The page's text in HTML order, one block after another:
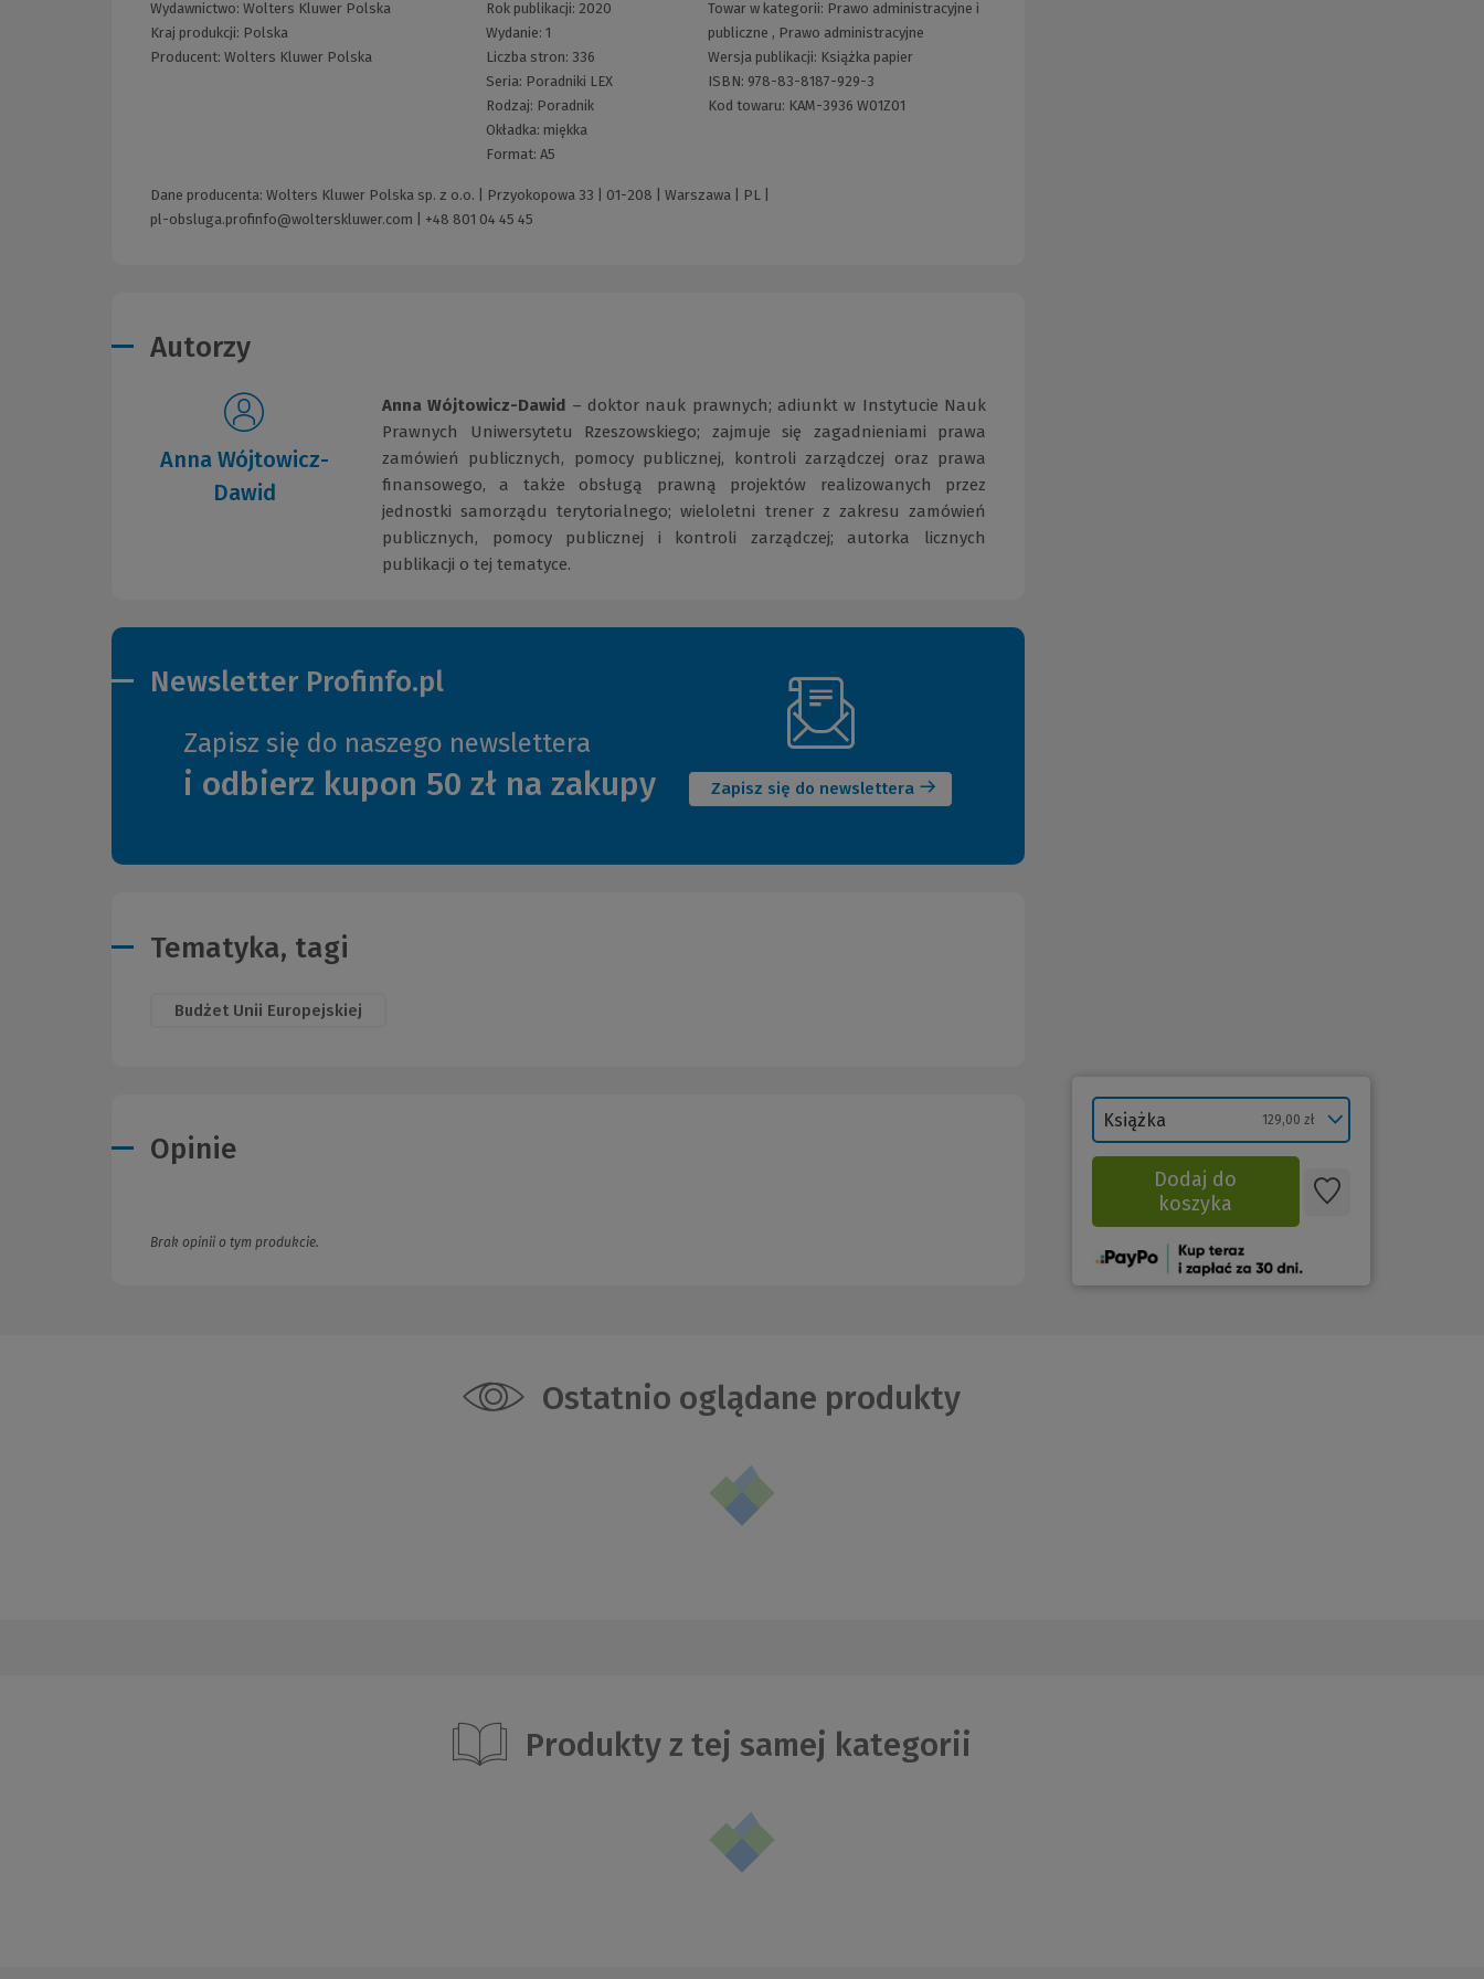
Wydawnictwo: Wolters Kluwer Polska
Kraj produkcji: Polska
Producent: Wolters Kluwer Polska
Rok publikacji: 2020
Wydanie: 1
Liczba stron: 336
Seria: Poradniki LEX
Rodzaj: Poradnik
Okładka: miękka
Format: A5
Towar w kategorii: Prawo administracyjne i
publiczne , Prawo administracyjne
Wersja publikacji: Książka papier
ISBN: 978-83-8187-929-3
Kod towaru: KAM-3936 W01Z01
Dane producenta: Wolters Kluwer Polska sp. z o.o. | Przyokopowa 33 | 01-208 | Warszawa | PL |
pl-obsluga.profinfo@wolterskluwer.com
+48 801 04 45 45
Autorzy
Anna Wójtowicz-
Dawid
Anna Wójtowicz-Dawid – doktor nauk prawnych; adiunkt w Instytucie Nauk
Prawnych Uniwersytetu Rzeszowskiego; zajmuje się zagadnieniami prawa
zamówień publicznych, pomocy publicznej, kontroli zarządczej oraz prawa
finansowego, a także obsługą prawną projektów realizowanych przez
jednostki samorządu terytorialnego; wieloletni trener z zakresu zamówień
publicznych, pomocy publicznej i kontroli zarządczej; autorka licznych
publikacji o tej tematyce.
Newsletter Profinfo.pl
Zapisz się do naszego newslettera
i odbierz kupon 50 zł na zakupy Zapisz się do newslettera
okno)
Tematyka, tagi
Budżet Unii Europejskiej
Opinie
Brak opinii o tym produkcie.
Książka 129,00 zł
Dodaj do
koszyka
Ostatnio oglądane produkty
Produkty z tej samej kategorii